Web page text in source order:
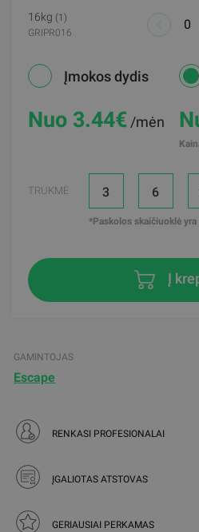
16kg (1)
GRIPR016
Įmokos dydis
Nuo 3.44€ /mėn
TRUKMĖ 3 6
*Paskolos skaičiuoklė
Į
GAMINTOJAS
Escape
RENKASI PROFESIONALAI
ĮGALIOTAS ATSTOVAS
GERIAUSIAI PERKAMAS